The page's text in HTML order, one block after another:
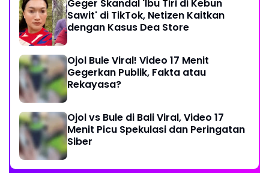
Geger Skandal 'Ibu Tiri di Kebun
Sawit' di TikTok, Netizen Kaitkan
dengan Kasus Dea Store
Ojol Bule Viral! Video 17 Menit
Gegerkan Publik, Fakta atau
Rekayasa?
Ojol vs Bule di Bali Viral, Video 17
Menit Picu Spekulasi dan Peringatan
Siber